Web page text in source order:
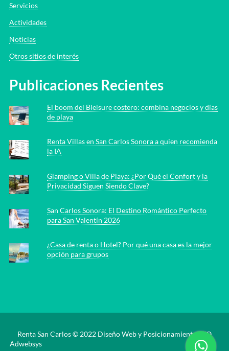
Servicios
Actividades
Noticias
Otros sitios de interés
Publicaciones Recientes
El boom del Bleisure costero: combina negocios y días
de playa
Renta Villas en San Carlos Sonora a quien recomienda
la IA
Glamping o Villa de Playa: ¿Por Qué el Confort y la
Privacidad Siguen Siendo Clave?
San Carlos Sonora: El Destino Romántico Perfecto
para San Valentín 2026
¿Casa de renta o Hotel? Por qué una casa es la mejor
opción para grupos
Renta San Carlos © 2022 Diseño Web y Posicionamiento SEO
Adwebsys